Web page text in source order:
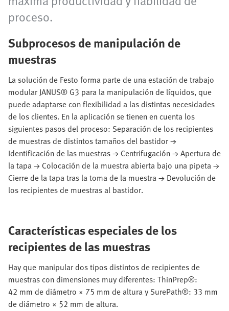
proceso.
Subprocesos de manipulación de
muestras
La solución de Festo forma parte de una estación de trabajo
modular JANUS® G3 para la manipulación de líquidos, que
puede adaptarse con flexibilidad a las distintas necesidades
de los clientes. En la aplicación se tienen en cuenta los
siguientes pasos del proceso: Separación de los recipientes
de muestras de distintos tamaños del bastidor →
Identificación de las muestras → Centrifugación → Apertura de
la tapa → Colocación de la muestra abierta bajo una pipeta →
Cierre de la tapa tras la toma de la muestra → Devolución de
los recipientes de muestras al bastidor.
Características especiales de los
recipientes de las muestras
Hay que manipular dos tipos distintos de recipientes de
muestras con dimensiones muy diferentes: ThinPrep®:
42 mm de diámetro × 75 mm de altura y SurePath®: 33 mm
de diámetro × 52 mm de altura.